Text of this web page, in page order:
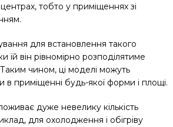
тобто у приміщеннях зі
для встановлення такого
їй він рівномірно розподілятиме
чином, ці моделі можуть
приміщенні будь-якої форми і площі.
дуже невелику кількість
для охолодження і обігріву